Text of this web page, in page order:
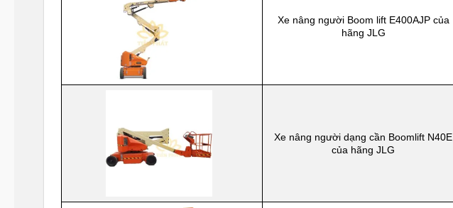
Xe nâng người Boom lift E400AJP của
hãng JLG
Xe nâng người dạng cần Boomlift N40E
của hãng JLG